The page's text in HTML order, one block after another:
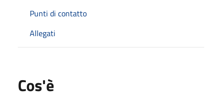
Punti di contatto
Allegati
Cos'è